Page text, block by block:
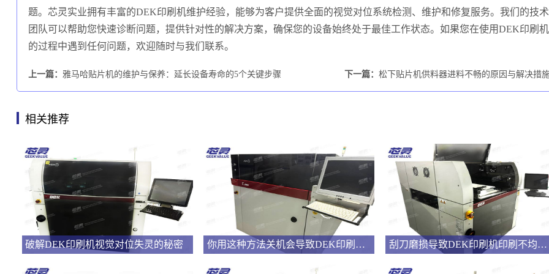
题。芯灵实业拥有丰富的DEK印刷机维护经验，能够为客户提供全面的视觉对位系统检测、维护和修复服务。我们的技术
团队可以帮助您快速诊断问题，提供针对性的解决方案，确保您的设备始终处于最佳工作状态。如果您在使用DEK印刷机
的过程中遇到任何问题，欢迎随时与我们联系。
上一篇： 雅马哈贴片机的维护与保养：延长设备寿命的5个关键步骤 下一篇：松下贴片机供料器进料不畅的原因与解决措
相关推荐
破解DEK印刷机视觉对位失灵的秘密 你用这种方法关机会导致DEK印刷机电路板短路或烧毁的 刮刀磨损导致DEK印刷机印刷不均，请按照这个方法操作